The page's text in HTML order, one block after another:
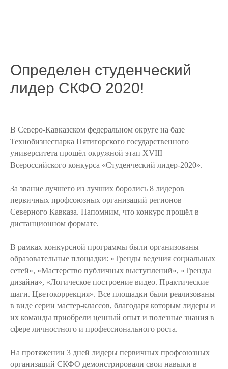
Определен студенческий
лидер СКФО 2020!
В Северо-Кавказском федеральном округе на базе
Технобизнеспарка Пятигорского государственного
университета прошёл окружной этап XVIII
Всероссийского конкурса «Студенческий лидер-2020».
За звание лучшего из лучших боролись 8 лидеров
первичных профсоюзных организаций регионов
Северного Кавказа. Напомним, что конкурс прошёл в
дистанционном формате.
В рамках конкурсной программы были организованы
образовательные площадки: «Тренды ведения социальных
сетей», «Мастерство публичных выступлений», «Тренды
дизайна», «Логическое построение видео. Практические
шаги. Цветокоррекция». Все площадки были реализованы
в виде серии мастер-классов, благодаря которым лидеры и
их команды приобрели ценный опыт и полезные знания в
сфере личностного и профессионального роста.
На протяжении 3 дней лидеры первичных профсоюзных
организаций СКФО демонстрировали свои навыки в